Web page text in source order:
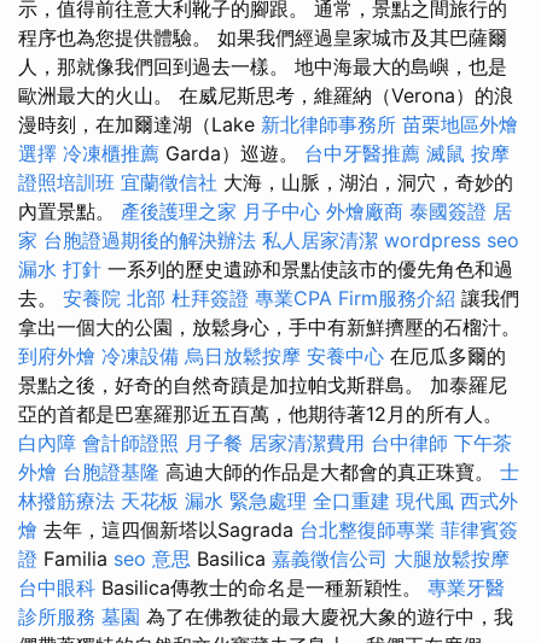
示，值得前往意大利靴子的腳跟。 通常，景點之間旅行的
程序也為您提供體驗。 如果我們經過皇家城市及其巴薩爾
人，那就像我們回到過去一樣。 地中海最大的島嶼，也是
歐洲最大的火山。 在威尼斯思考，維羅納（Verona）的浪
漫時刻，在加爾達湖（Lake 新北律師事務所 苗栗地區外燴
選擇 冷凍櫃推薦 Garda）巡遊。 台中牙醫推薦 滅鼠 按摩
證照培訓班 宜蘭徵信社 大海，山脈，湖泊，洞穴，奇妙的
內置景點。 產後護理之家 月子中心 外燴廠商 泰國簽證 居
家 台胞證過期後的解決辦法 私人居家清潔 wordpress seo
漏水 打針 一系列的歷史遺跡和景點使該市的優先角色和過
去。 安養院 北部 杜拜簽證 專業CPA Firm服務介紹 讓我們
拿出一個大的公園，放鬆身心，手中有新鮮擠壓的石榴汁。
到府外燴 冷凍設備 烏日放鬆按摩 安養中心 在厄瓜多爾的
景點之後，好奇的自然奇蹟是加拉帕戈斯群島。 加泰羅尼
亞的首都是巴塞羅那近五百萬，他期待著12月的所有人。
白內障 會計師證照 月子餐 居家清潔費用 台中律師 下午茶
外燴 台胞證基隆 高迪大師的作品是大都會的真正珠寶。 士
林撥筋療法 天花板 漏水 緊急處理 全口重建 現代風 西式外
燴 去年，這四個新塔以Sagrada 台北整復師專業 菲律賓簽
證 Familia seo 意思 Basilica 嘉義徵信公司 大腿放鬆按摩
台中眼科 Basilica傳教士的命名是一種新穎性。 專業牙醫
診所服務 墓園 為了在佛教徒的最大慶祝大象的遊行中，我